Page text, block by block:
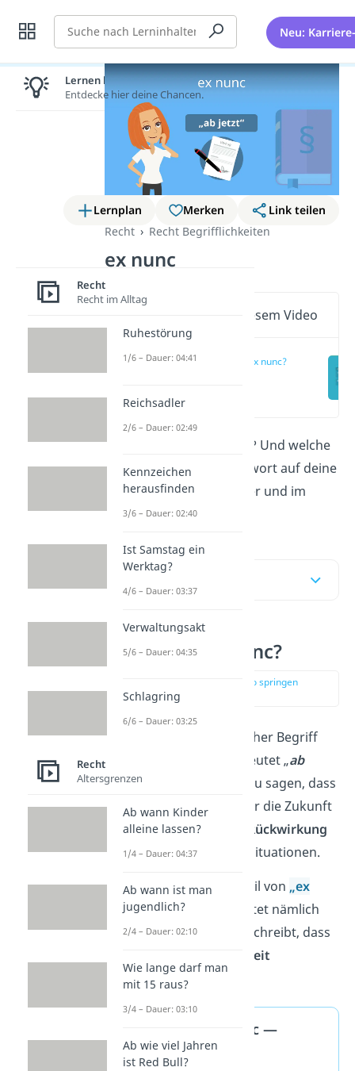
Suche Neu:
Lernplan Merken
Link teilen
Recht
Recht Begrifflichkeiten
ex nunc
Wichtige Inhalte in diesem Video
Was heißt ex nunc?
Was bedeutet „
”? Und welche
Wirkung hat es? Die Antwort auf deine
Fragen bekommst du hier und im
Video !
Was heißt ex nunc?
zur Stelle im Video springen
(00:11)
„
“ ist ein juristischer Begriff
aus dem Latein und bedeutet „ab
jetzt”. Du nutzt ihn, um zu sagen, dass
etwasvon nun an
und für die Zukunft
wirkt. Es hat also
keine Rückwirkung
auf bereits vergangene Situationen.
Damit ist es das Gegenteil von „ex
tunc”.Der Begriff bedeutet nämlich
„
von Beginn an“ und beschreibt, dass
Vergangenheit
zurückwirkt.
Ex tunc und ex nunc —
Eselsbrücke
Lernen lohnt sich!
Entdecke hier deine Chancen.
Recht
Recht im Alltag
Ruhestörung
1/6 – Dauer: 04:41
Reichsadler
2/6 – Dauer: 02:49
Kennzeichen
herausfinden
3/6 – Dauer: 02:40
Ist Samstag ein
Werktag?
4/6 – Dauer: 03:37
Verwaltungsakt
5/6 – Dauer: 04:35
Schlagring
6/6 – Dauer: 03:25
Recht
Altersgrenzen
Ab wann Kinder
alleine lassen?
1/4 – Dauer: 04:37
Ab wann ist man
jugendlich?
2/4 – Dauer: 02:10
Wie lange darf man
mit 15 raus?
3/4 – Dauer: 03:10
Ab wie viel Jahren
ist Red Bull?